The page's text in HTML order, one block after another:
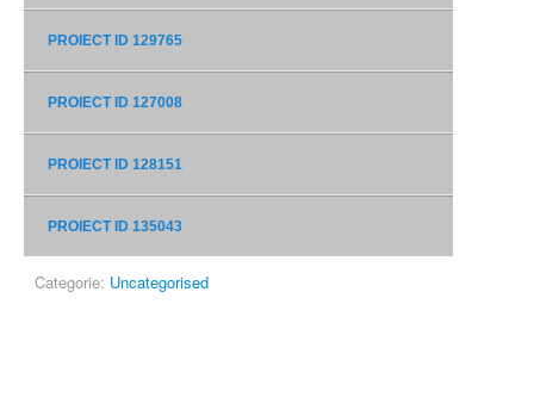
PROIECT ID 129765
PROIECT ID 127008
PROIECT ID 128151
PROIECT ID 135043
Categorie: Uncategorised